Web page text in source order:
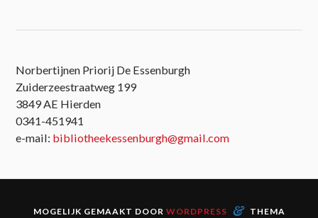
Norbertijnen Priorij De Essenburgh
Zuiderzeestraatweg 199
3849 AE Hierden
0341-451941
e-mail: bibliotheekessenburgh@gmail.com
MOGELIJK GEMAAKT DOOR WORDPRESS & THEMA